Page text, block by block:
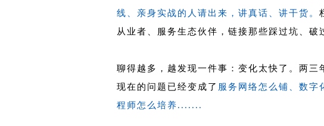
线、亲身实战的人请出来，讲真话、讲干货。
从业者、服务生态伙伴，链接那些踩过坑、破
聊得越多，越发现一件事：变化太快了。两三
现在的问题已经变成了 服务网络怎么铺、数字
程师怎么培养.......